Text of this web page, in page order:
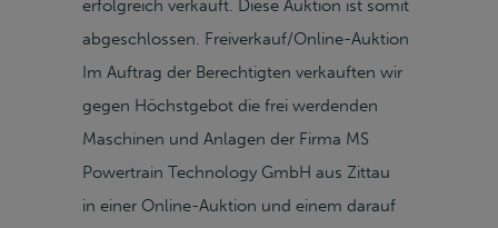
erfolgreich verkauft. Diese Auktion ist somit
abgeschlossen. Freiverkauf/Online-Auktion
Im Auftrag der Berechtigten verkauften wir
gegen Höchstgebot die frei werdenden
Maschinen und Anlagen der Firma MS
Powertrain Technology GmbH aus Zittau
in einer Online-Auktion und einem darauf